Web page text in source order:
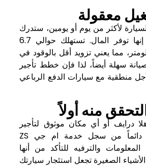
معقولة
لأكثر من يوم أو يومين، ستدرك
لماذا يقول الناس إنها توفر المال. تستهلك حوالي 6.7
لكل 100 كيلومتر، مما يعني تزويد أقل بالوقود في
سهلة أيضاً، لذا فإن خطط تأجير
منطقية مع سيارات الدفع الرباعي
منه أولاً
درايف أو أي مكان موثوق لتأجير
السيارات، فتحقق دائماً من سجل خدمة ام جي ZS
والترفيه للتأكد من أنها
الصغيرة تجعل استئجار سيارتك